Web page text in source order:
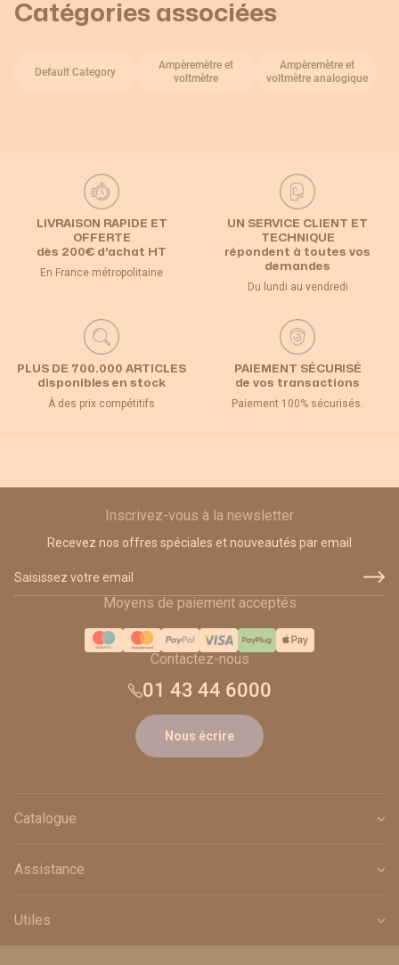
Catégories associées
Default Category
Ampèremètre et
voltmètre
Ampèremètre et
voltmètre analogique
LIVRAISON RAPIDE ET
OFFERTE
dès 200€ d’achat HT
En France métropolitaine
UN SERVICE CLIENT ET
TECHNIQUE
répondent à toutes vos
demandes
Du lundi au vendredi
PLUS DE 700.000 ARTICLES
disponibles en stock
À des prix compétitifs
PAIEMENT SÉCURISÉ
de vos transactions
Paiement 100% sécurisés.
Inscrivez-vous à la newsletter
Recevez nos offres spéciales et nouveautés par email
Moyens de paiement acceptés
Contactez-nous
01 43 44 6000
Nous écrire
Catalogue
Assistance
Utiles